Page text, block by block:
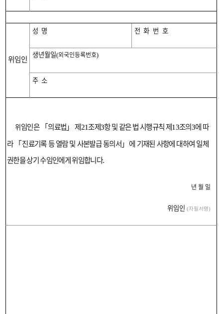
위임인
성명 전화번호
생년월일(외국인등록번호)
주소
위임인은 「의료법」 제21조제3항 및 같은 법 시행규칙 제13조의3에 따
라 「진료기록 등 열람 및 사본발급 동의서」 에 기재된 사항에 대하여 일체
권한을 상기 수임인에게 위임합니다.
년 월 일
위임인 (자필서명)